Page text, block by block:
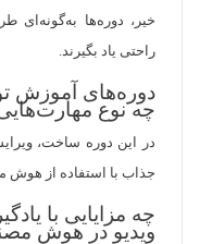
خیر، دوره‌ها به‌گونه‌ای
راحتی یاد بگیرند.
دوره‌های آموزش
چه نوع
در این دوره ساخت،
جذاب با استفاده از هوش
چه مزایایی با
ویدیو در هوش